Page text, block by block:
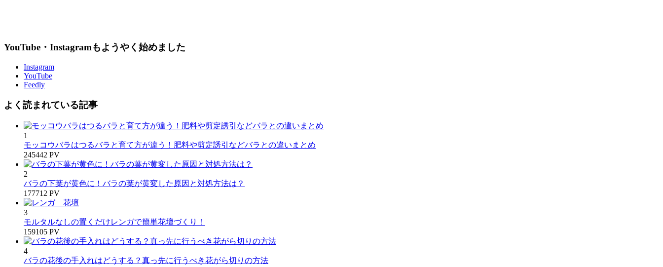
YouTube・Instagramもようやく始めました
Instagram
YouTube
Feedly
よく読まれている記事
1
モッコウバラはつるバラと育て方が違う！肥料や剪定誘引などバラとの違いまとめ
245442 PV
2
バラの下葉が黄色に！バラの葉が黄変した原因と対処方法は？
177712 PV
3
モルタルなしの置くだけレンガで簡単花壇づくり！
159105 PV
4
バラの花後の手入れはどうする？真っ先に行うべき花がら切りの方法